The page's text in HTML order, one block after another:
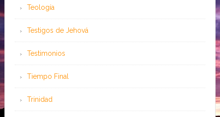
Teología
Testigos de Jehová
Testimonios
Tiempo Final
Trinidad